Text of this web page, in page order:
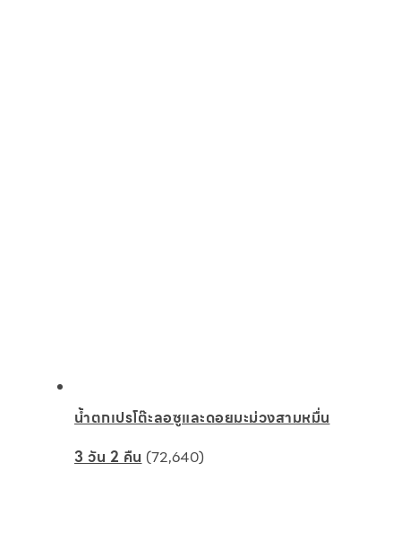
น้ำตกเปรโต๊ะลอซูและดอยมะม่วงสามหมื่น
3 วัน 2 คืน(72,640)